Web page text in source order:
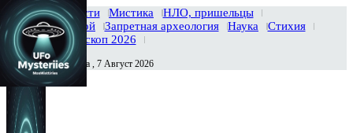
Главная Новости Мистика
НЛО, пришельцы
Тайны вселенной
Запретная археология Наука
Стихия
История
Гороскоп 2026
Сегодня Пятница , 7 Август 2026